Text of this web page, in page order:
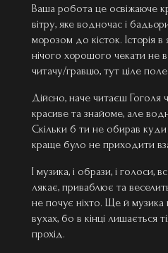
Ваша робота це освіжаюче
вітру, яке водночас і
морозом до кісток. Історія
нічого хорошого чекати не
читачу/гравцю, тут ціле
Дійсно, наче читаєш Гоголя
красиве та знайоме, але
Скільки б ти не обирав
краще було не приходити
І музика, і образи, і голоси,
лякає, приваблює та
не почує ніхто. Ще й музика
вухах, бо в кінці лишається
прохід.